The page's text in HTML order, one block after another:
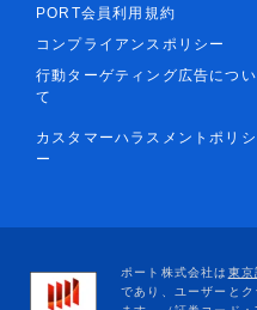
PORT会員利用規約
コンプライアンスポリシー
行動ターゲティング広告につい
て
カスタマーハラスメントポリシ
ー